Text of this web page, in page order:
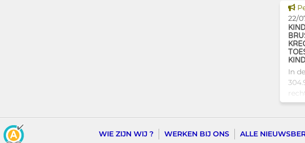
Brusselse actoren die
zijn op het vlak van22/
In
WIE ZIJN WIJ ? WERKEN BIJ ONS ALLE